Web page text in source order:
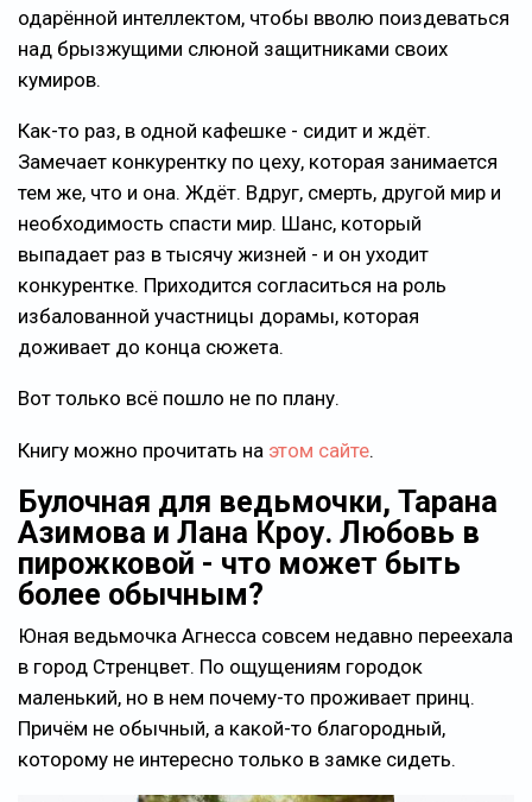
одарённой интеллектом, чтобы вволю поиздеваться
над брызжущими слюной защитниками своих
кумиров.
Как-то раз, в одной кафешке - сидит и ждёт.
Замечает конкурентку по цеху, которая занимается
тем же, что и она. Ждёт. Вдруг, смерть, другой мир и
необходимость спасти мир. Шанс, который
выпадает раз в тысячу жизней - и он уходит
конкурентке. Приходится согласиться на роль
избалованной участницы дорамы, которая
доживает до конца сюжета.
Вот только всё пошло не по плану.
Книгу можно прочитать на этом сайте.
Булочная для ведьмочки, Тарана
Азимова и Лана Кроу. Любовь в
пирожковой - что может быть
более обычным?
Юная ведьмочка Агнесса совсем недавно переехала
в город Стренцвет. По ощущениям городок
маленький, но в нем почему-то проживает принц.
Причём не обычный, а какой-то благородный,
которому не интересно только в замке сидеть.